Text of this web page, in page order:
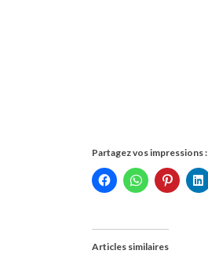
Partagez vos impressions :
Articles similaires